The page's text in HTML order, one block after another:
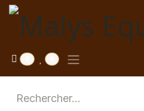
Se rendre au contenu